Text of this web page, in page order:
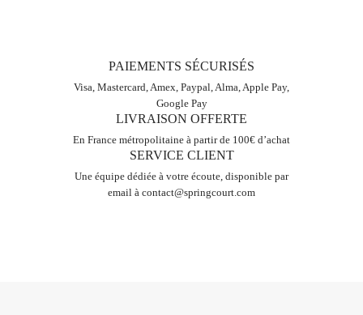
PAIEMENTS SÉCURISÉS
Visa, Mastercard, Amex, Paypal, Alma, Apple Pay,
Google Pay
LIVRAISON OFFERTE
En France métropolitaine à partir de 100€ d’achat
SERVICE CLIENT
Une équipe dédiée à votre écoute, disponible par
email à contact@springcourt.com